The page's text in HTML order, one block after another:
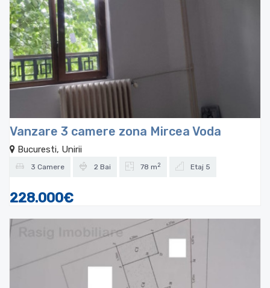
Vanzare 3 camere zona Mircea Voda
Bucuresti, Unirii
3 Camere 2 Bai 78 m 2 Etaj 5
228.000€